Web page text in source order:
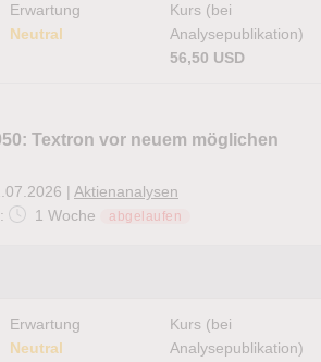
Erwartung
Neutral
Kurs (bei
Analysepublikation)
56,50 USD
Textron vor neuem möglichen
| Aktienanalysen
1 Woche abgelaufen
Erwartung
Neutral
Kurs (bei
Analysepublikation)